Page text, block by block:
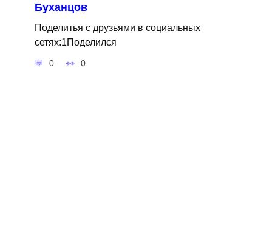
Буханцов
Поделитья с друзьями в социальных
сетях:1Поделился
0 0